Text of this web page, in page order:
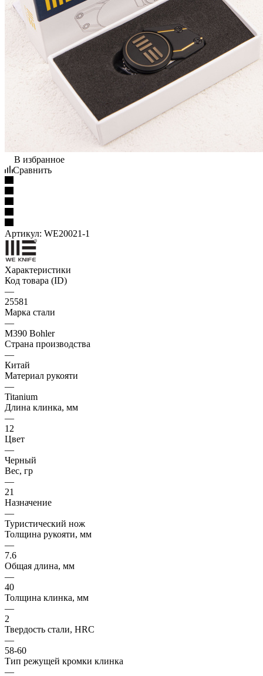
В избранное
Сравнить
Артикул: WE20021-1
Характеристики
Код товара (ID)
—
25581
Марка стали
—
M390 Bohler
Страна производства
—
Китай
Материал рукояти
—
Titanium
Длина клинка, мм
—
12
Цвет
—
Черный
Вес, гр
—
21
Назначение
—
Туристический нож
Толщина рукояти, мм
—
7.6
Общая длина, мм
—
40
Толщина клинка, мм
—
2
Твердость стали, HRC
—
58-60
Тип режущей кромки клинка
—